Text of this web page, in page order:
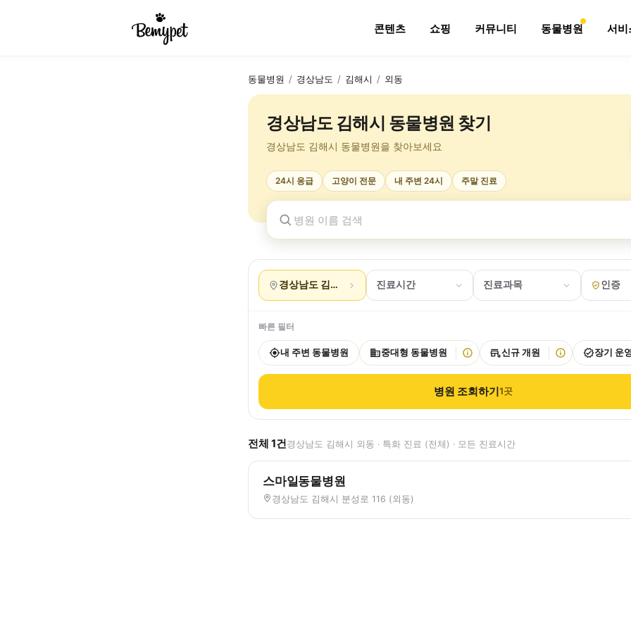
콘텐츠 쇼핑 커뮤니티 동물병원 서비
동물병원 / 경상남도 / 김해시 / 외동
경상남도 김해시 동물병원 찾기
경상남도 김해시 동물병원을 찾아보세요
24시 응급 고양이 전문 내 주변 24시 주말 진료
경상남도 김해시 외동 진료시간 진료과목 인증
빠른 필터
내 주변 동물병원 중대형 동물병원 신규 개원 장기 운
병원 조회하기1곳
전체 1건경상남도 김해시 외동 · 특화 진료 (전체) · 모든 진료시간
스마일동물병원
경상남도 김해시 분성로 116 (외동)